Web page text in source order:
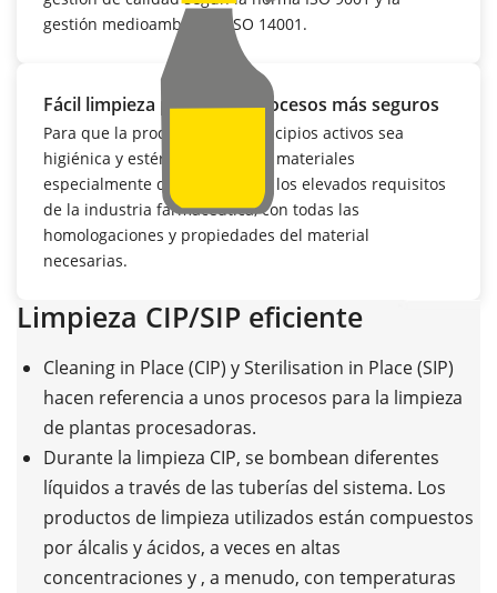
gestión medioambiental ISO 14001.
Fácil limpieza para unos procesos más seguros
Para que la producción de principios activos sea
higiénica y estéril, VEGA ofrece materiales
especialmente diseñados para los elevados requisitos
de la industria farmacéutica, con todas las
homologaciones y propiedades del material
necesarias.
Limpieza CIP/SIP eficiente
Cleaning in Place (CIP) y Sterilisation in Place (SIP)
hacen referencia a unos procesos para la limpieza
de plantas procesadoras.
Durante la limpieza CIP, se bombean diferentes
líquidos a través de las tuberías del sistema. Los
productos de limpieza utilizados están compuestos
por álcalis y ácidos, a veces en altas
concentraciones y , a menudo, con temperaturas